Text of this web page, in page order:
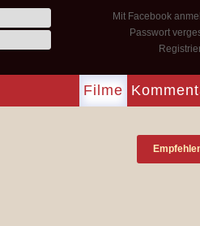
Mit Facebook
Passwort
Filme